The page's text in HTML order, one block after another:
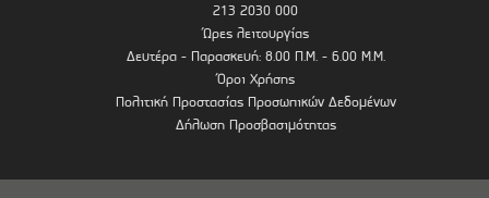
213 2030 000
Ώρες λειτουργίας
Δευτέρα - Παρασκευή: 8.00 Π.Μ. - 6.00 Μ.Μ.
Όροι Χρήσης
Πολιτική Προστασίας Προσωπικών Δεδομένων
Δήλωση Προσβασιμότητας